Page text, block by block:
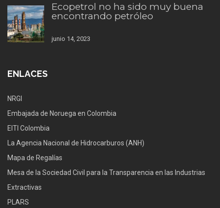
Ecopetrol no ha sido muy buena
encontrando petróleo
junio 14, 2023
ENLACES
NRGI
Embajada de Noruega en Colombia
EITI Colombia
La Agencia Nacional de Hidrocarburos (ANH)
Mapa de Regalías
Mesa de la Sociedad Civil para la Transparencia en las Industrias
Extractivas
PLARS